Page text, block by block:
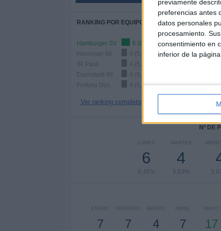
previamente
preferencias antes
datos personales
procesamiento.
consentimiento en
inferior de la página
RANKING POR EQUIPOS
Hamburger SV
6 (8,45%)
Hannover 96
4 (5,63%)
St. Pauli
4 (5,63%)
Darmstadt 98
4 (5,63%)
4 (5,63%)
Ver ranking completo
Nº DE
LUNES
6
8,45%
MARTES
4
5,63%
ENERO
7
FEBRERO
7
MARZO
4
ABRIL
7
MAYO
17